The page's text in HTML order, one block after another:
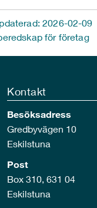
2026-02-09
för företag
Kontakt
Besöksadress
Gredbyvägen 10
Eskilstuna
Post
Box 310, 631 04
Eskilstuna